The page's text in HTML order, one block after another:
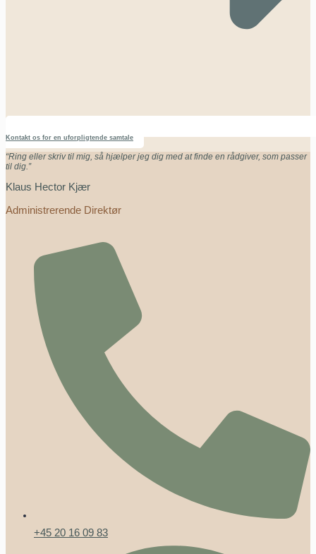
Kontakt os for en uforpligtende samtale
“Ring eller skriv til mig, så hjælper jeg dig med at finde en rådgiver, som passer
til dig.”
Klaus Hector Kjær
Administrerende Direktør
+45 20 16 09 83